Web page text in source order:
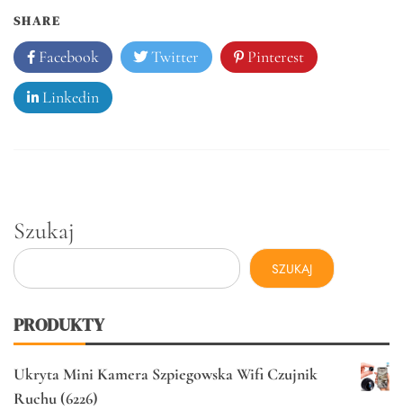
SHARE
Facebook Twitter Pinterest
Linkedin
Szukaj
SZUKAJ
PRODUKTY
Ukryta Mini Kamera Szpiegowska Wifi Czujnik
Ruchu (6226)